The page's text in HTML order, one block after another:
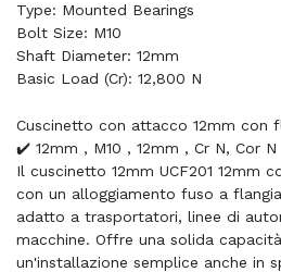
Type: Mounted Bearings
Bolt Size: M10
Shaft Diameter: 12mm
Basic Load (Cr): 12,800 N
Cuscinetto con attacco 12mm con
✔️ 12mm , M10 , 12mm , Cr N, Cor N
Il cuscinetto 12mm UCF201 12mm
con un alloggiamento fuso a
adatto a trasportatori, linee di
macchine. Offre una solida
un'installazione semplice anche in